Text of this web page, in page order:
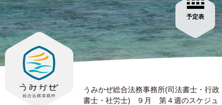
予定表
うみかぜ総合法務事務所(司法書士・行政
書士・社労士)
９月 第４週のスケジュ